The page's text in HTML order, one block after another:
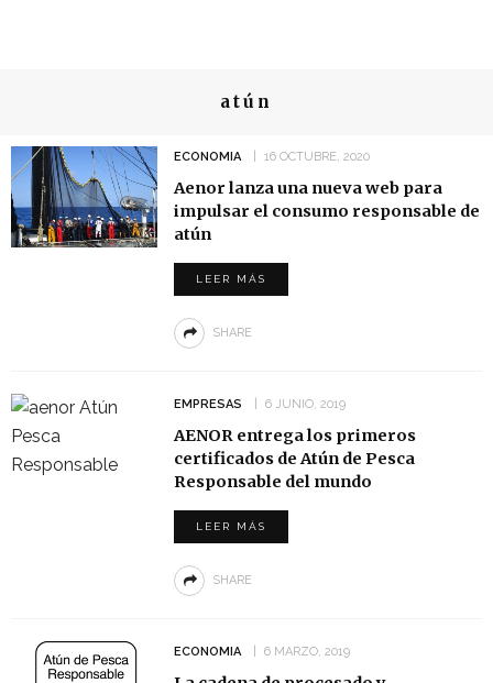
atún
ECONOMIA 16 OCTUBRE, 2020
Aenor lanza una nueva web para
impulsar el consumo responsable de
atún
LEER MÁS
SHARE
EMPRESAS 6 JUNIO, 2019
AENOR entrega los primeros
certificados de Atún de Pesca
Responsable del mundo
LEER MÁS
SHARE
ECONOMIA 6 MARZO, 2019